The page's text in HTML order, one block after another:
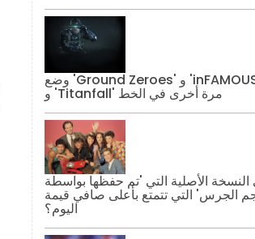
وضع 'Ground Zeroes' و 'inFAMOUS' Xbox
و 'Titanfall' مرة أخرى في الخط
الأصلية التي 'تم حفظها بواسطة
الجرس' التي تتمتع بأعلى صافي قيمة
اليوم؟